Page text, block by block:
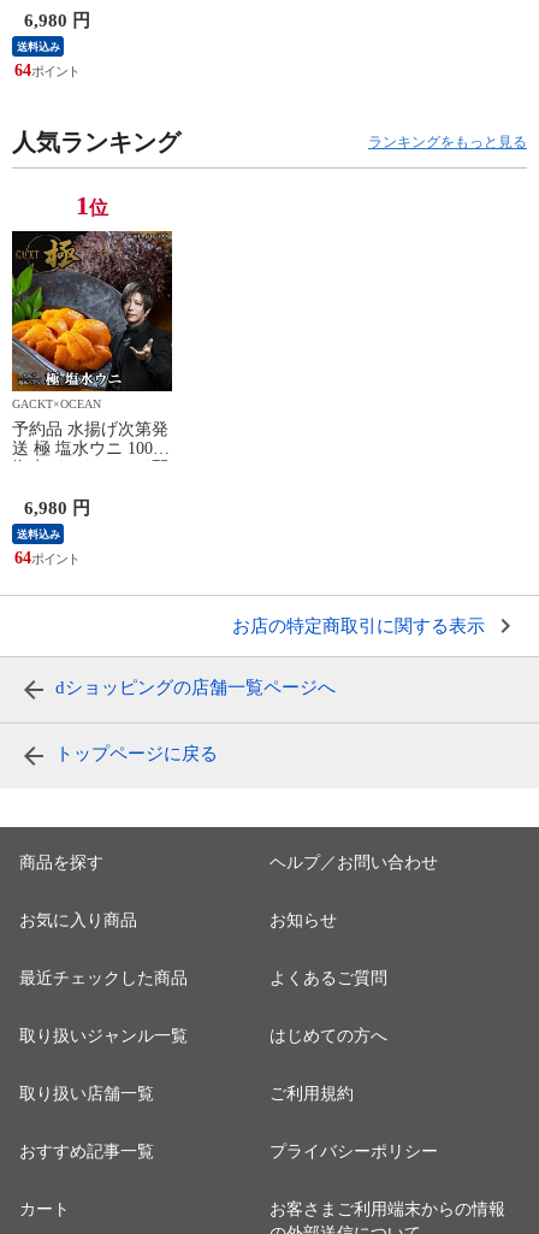
る「旬」の時期のみ
提供〜
6,980 円
送料込み
64
人気ランキング ランキングをもっと見る
1位
GACKT×OCEAN
予約品 水揚げ次第発
送 極 塩水ウニ 100g
塩水パック チルド配
る「旬」の時期のみ
提供〜
6,980 円
送料込み
64
お店の特定商取引に関する表示
dショッピングの店舗一覧ページへ
トップページに戻る
商品を探す
お気に入り商品
最近チェックした商品
取り扱いジャンル一覧
取り扱い店舗一覧
おすすめ記事一覧
カート
ヘルプ／お問い合わせ
お知らせ
よくあるご質問
はじめての方へ
ご利用規約
プライバシーポリシー
お客さまご利用端末からの情報